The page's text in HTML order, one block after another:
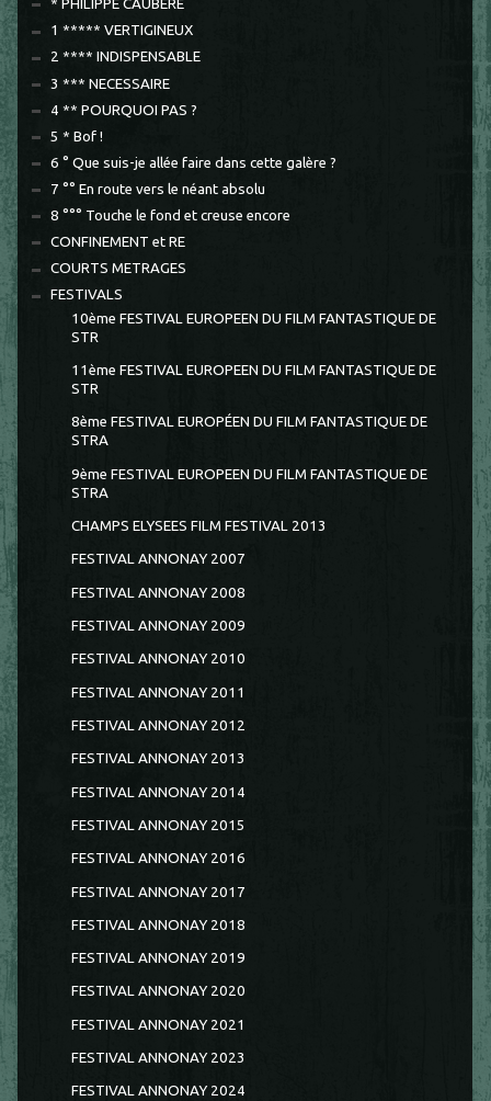
* PHILIPPE CAUBERE
1 ***** VERTIGINEUX
2 **** INDISPENSABLE
3 *** NECESSAIRE
4 ** POURQUOI PAS ?
5 * Bof !
6 ° Que suis-je allée faire dans cette galère ?
7 °° En route vers le néant absolu
8 °°° Touche le fond et creuse encore
CONFINEMENT et RE
COURTS METRAGES
FESTIVALS
10ème FESTIVAL EUROPEEN DU FILM FANTASTIQUE DE
STR
11ème FESTIVAL EUROPEEN DU FILM FANTASTIQUE DE
STR
8ème FESTIVAL EUROPÉEN DU FILM FANTASTIQUE DE
STRA
9ème FESTIVAL EUROPEEN DU FILM FANTASTIQUE DE
STRA
CHAMPS ELYSEES FILM FESTIVAL 2013
FESTIVAL ANNONAY 2007
FESTIVAL ANNONAY 2008
FESTIVAL ANNONAY 2009
FESTIVAL ANNONAY 2010
FESTIVAL ANNONAY 2011
FESTIVAL ANNONAY 2012
FESTIVAL ANNONAY 2013
FESTIVAL ANNONAY 2014
FESTIVAL ANNONAY 2015
FESTIVAL ANNONAY 2016
FESTIVAL ANNONAY 2017
FESTIVAL ANNONAY 2018
FESTIVAL ANNONAY 2019
FESTIVAL ANNONAY 2020
FESTIVAL ANNONAY 2021
FESTIVAL ANNONAY 2023
FESTIVAL ANNONAY 2024